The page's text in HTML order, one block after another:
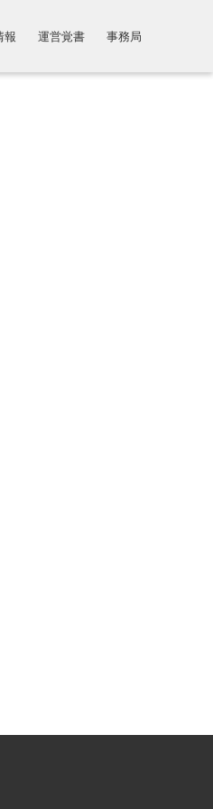
報 運営覚書 事務局
、だれにでもつくること
造の実験棟「版築造実験
「清水ヶ丘の家」(2005)